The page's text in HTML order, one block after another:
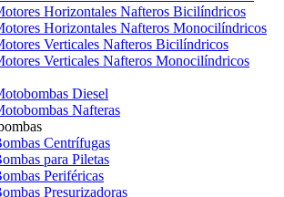
Horizontales Nafteros Bicilíndricos
Horizontales Nafteros Monocilíndricos
Verticales Nafteros Bicilíndricos
Verticales Nafteros Monocilíndricos
Diesel
Nafteras
Centrífugas
para Piletas
Periféricas
Presurizadoras